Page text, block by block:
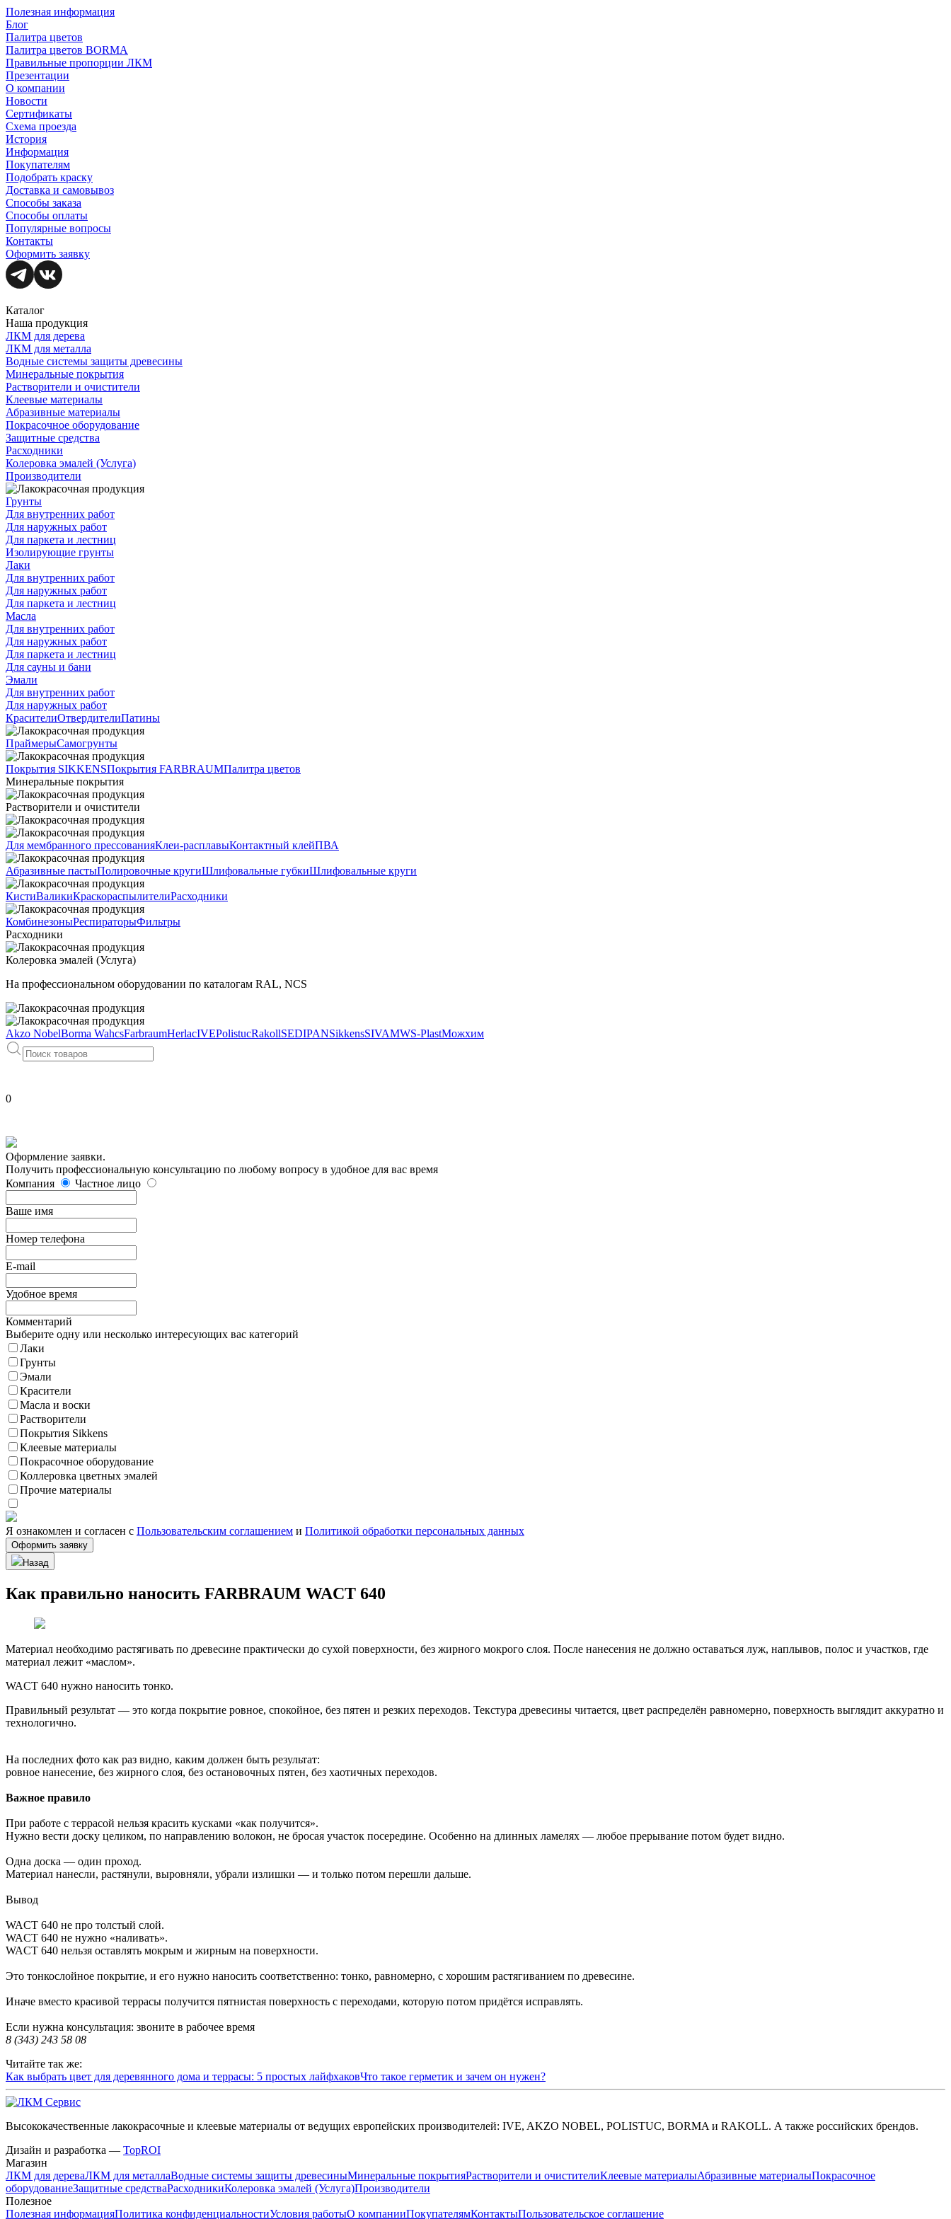
Полезная информация
Блог
Палитра цветов
Палитра цветов BORMA
Правильные пропорции ЛКМ
Презентации
О компании
Новости
Сертификаты
Схема проезда
История
Информация
Покупателям
Подобрать краску
Доставка и самовывоз
Способы заказа
Способы оплаты
Популярные вопросы
Контакты
Оформить заявку
Каталог
Наша продукция
ЛКМ для дерева
ЛКМ для металла
Водные системы защиты древесины
Минеральные покрытия
Растворители и очистители
Клеевые материалы
Абразивные материалы
Покрасочное оборудование
Защитные средства
Расходники
Колеровка эмалей (Услуга)
Производители
Грунты
Для внутренних работ
Для наружных работ
Для паркета и лестниц
Изолирующие грунты
Лаки
Для внутренних работ
Для наружных работ
Для паркета и лестниц
Масла
Для внутренних работ
Для наружных работ
Для паркета и лестниц
Для сауны и бани
Эмали
Для внутренних работ
Для наружных работ
КрасителиОтвердителиПатины
ПраймерыСамогрунты
Покрытия SIKKENSПокрытия FARBRAUMПалитра цветов
Минеральные покрытия
Растворители и очистители
Для мембранного прессованияКлеи-расплавыКонтактный клейПВА
Абразивные пастыПолировочные кругиШлифовальные губкиШлифовальные круги
КистиВаликиКраскораспылителиРасходники
КомбинезоныРеспираторыФильтры
Расходники
Колеровка эмалей (Услуга)
На профессиональном оборудовании по каталогам RAL, NCS
Akzo NobelBorma WahcsFarbraumHerlacIVEPolistucRakollSEDIPANSikkensSIVAMWS-PlastМожхим
0
Оформление заявки.
Получить профессиональную консультацию по любому вопросу в удобное для вас время
Компания
Частное лицо
Ваше имя
Номер телефона
E-mail
Удобное время
Комментарий
Выберите одну или несколько интересующих вас категорий
Лаки
Грунты
Эмали
Красители
Масла и воски
Растворители
Покрытия Sikkens
Клеевые материалы
Покрасочное оборудование
Коллеровка цветных эмалей
Прочие материалы
Я ознакомлен и согласен с Пользовательским соглашением и Политикой обработки персональных данных
Назад
Как правильно наносить FARBRAUM WACT 640
Материал необходимо растягивать по древесине практически до сухой поверхности, без жирного мокрого слоя. После нанесения не должно оставаться луж, наплывов, полос и участков, где
материал лежит «маслом».
WACT 640 нужно наносить тонко.
Правильный результат — это когда покрытие ровное, спокойное, без пятен и резких переходов. Текстура древесины читается, цвет распределён равномерно, поверхность выглядит аккуратно и
технологично.
На последних фото как раз видно, каким должен быть результат:
ровное нанесение, без жирного слоя, без остановочных пятен, без хаотичных переходов.
Важное правило
При работе с террасой нельзя красить кусками «как получится».
Нужно вести доску целиком, по направлению волокон, не бросая участок посередине. Особенно на длинных ламелях — любое прерывание потом будет видно.
Одна доска — один проход.
Материал нанесли, растянули, выровняли, убрали излишки — и только потом перешли дальше.
Вывод
WACT 640 не про толстый слой.
WACT 640 не нужно «наливать».
WACT 640 нельзя оставлять мокрым и жирным на поверхности.
Это тонкослойное покрытие, и его нужно наносить соответственно: тонко, равномерно, с хорошим растягиванием по древесине.
Иначе вместо красивой террасы получится пятнистая поверхность с переходами, которую потом придётся исправлять.
Если нужна консультация: звоните в рабочее время
8 (343) 243 58 08
Читайте так же:
Как выбрать цвет для деревянного дома и террасы: 5 простых лайфхаковЧто такое герметик и зачем он нужен?
Высококачественные лакокрасочные и клеевые материалы от ведущих европейских производителей: IVE, AKZO NOBEL, POLISTUC, BORMA и RAKOLL. А также российских брендов.
Дизайн и разработка — TopROI
Магазин
ЛКМ для дереваЛКМ для металлаВодные системы защиты древесиныМинеральные покрытияРастворители и очистителиКлеевые материалыАбразивные материалыПокрасочное
оборудованиеЗащитные средстваРасходникиКолеровка эмалей (Услуга)Производители
Полезное
Полезная информацияПолитика конфиденциальностиУсловия работыО компанииПокупателямКонтактыПользовательское соглашение